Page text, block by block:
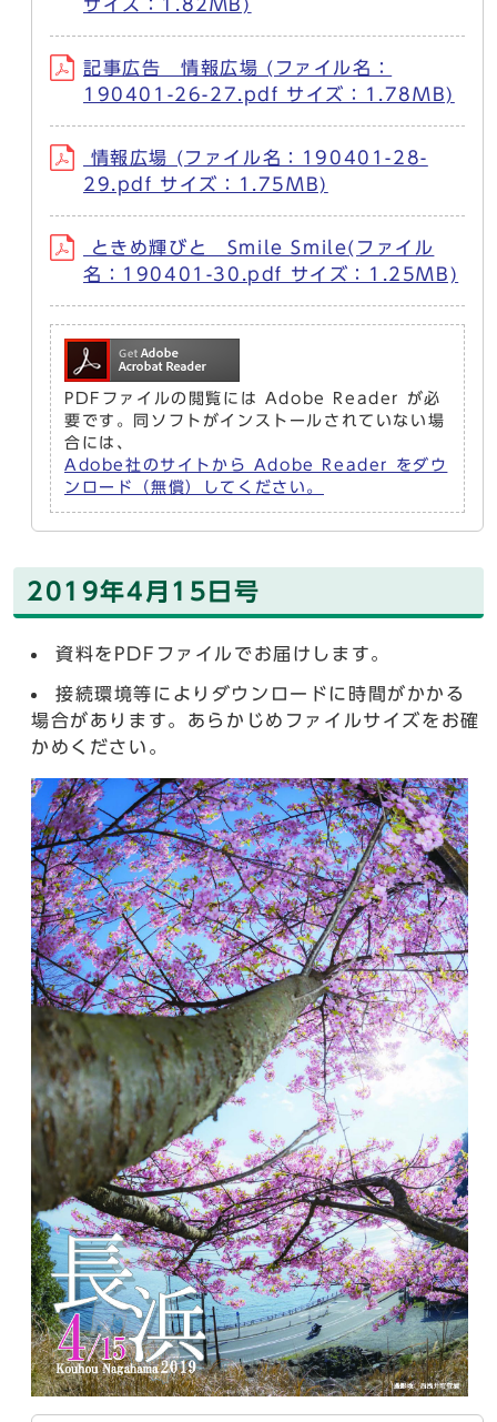
サイズ：1.82MB)
記事広告 情報広場 (ファイル名：
190401-26-27.pdf サイズ：1.78MB)
情報広場 (ファイル名：190401-28-
29.pdf サイズ：1.75MB)
ときめ輝びと Smile Smile(ファイル
名：190401-30.pdf サイズ：1.25MB)
PDFファイルの閲覧には Adobe Reader が必
要です。同ソフトがインストールされていない場
合には、
Adobe社のサイトから Adobe Reader をダウ
ンロード（無償）してください。
2019年4月15日号
資料をPDFファイルでお届けします。
接続環境等によりダウンロードに時間がかかる
場合があります。あらかじめファイルサイズをお確
かめください。